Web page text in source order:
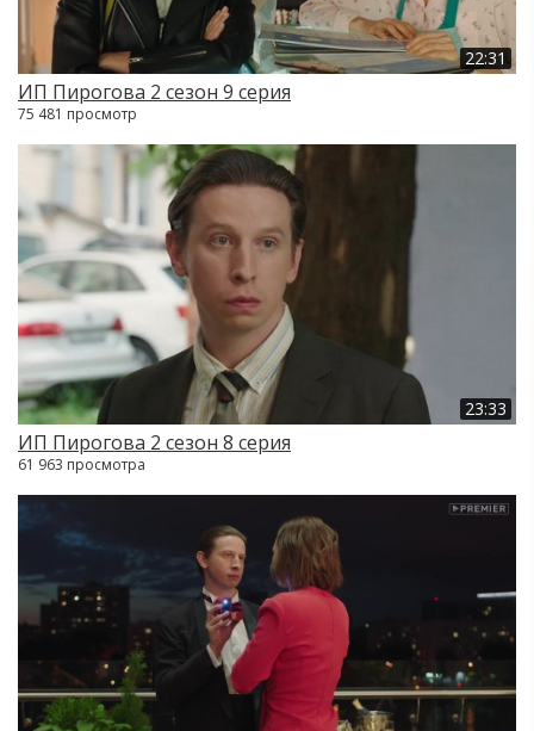
22:31
ИП Пирогова 2 сезон 9 серия
75 481 просмотр
23:33
ИП Пирогова 2 сезон 8 серия
61 963 просмотра